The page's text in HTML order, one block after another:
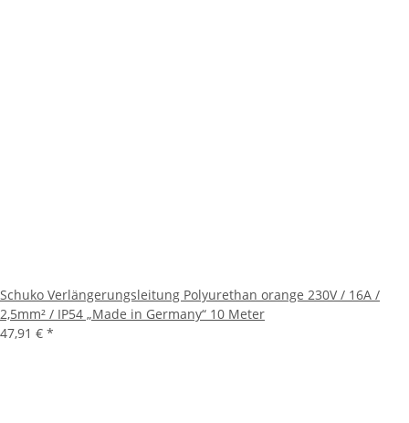
Schuko Verlängerungsleitung Polyurethan orange 230V / 16A /
2,5mm² / IP54 „Made in Germany“ 10 Meter
47,91 € *